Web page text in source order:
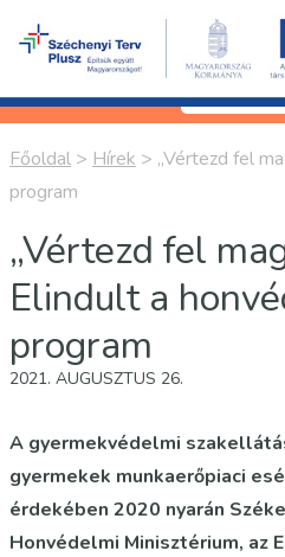
Főoldal > Hírek > „Vértezd fel
program
„Vértezd fel
Elindult a
program
2021. AUGUSZTUS 26.
A gyermekvédelmi
gyermekek munkaerőpiaci
érdekében 2020 nyarán
Honvédelmi Minisztérium, az